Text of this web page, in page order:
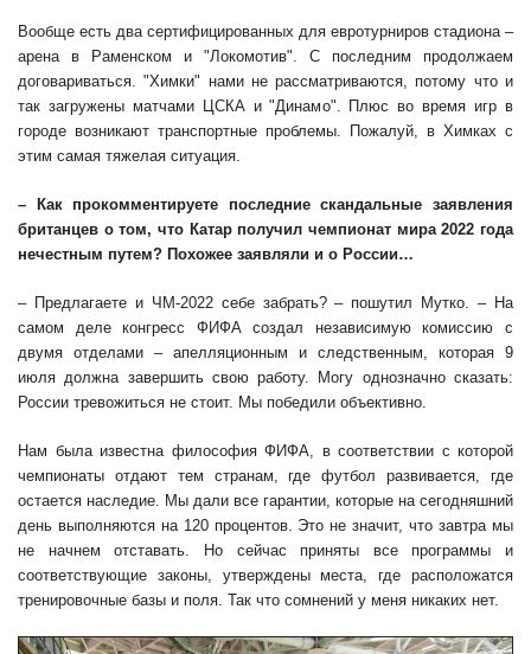
Вообще есть два сертифицированных для евротурниров стадиона –
арена в Раменском и "Локомотив". С последним продолжаем
договариваться. "Химки" нами не рассматриваются, потому что и
так загружены матчами ЦСКА и "Динамо". Плюс во время игр в
городе возникают транспортные проблемы. Пожалуй, в Химках с
этим самая тяжелая ситуация.
– Как прокомментируете последние скандальные заявления
британцев о том, что Катар получил чемпионат мира 2022 года
нечестным путем? Похожее заявляли и о России…
– Предлагаете и ЧМ-2022 себе забрать? – пошутил Мутко. – На
самом деле конгресс ФИФА создал независимую комиссию с
двумя отделами – апелляционным и следственным, которая 9
июля должна завершить свою работу. Могу однозначно сказать:
России тревожиться не стоит. Мы победили объективно.
Нам была известна философия ФИФА, в соответствии с которой
чемпионаты отдают тем странам, где футбол развивается, где
остается наследие. Мы дали все гарантии, которые на сегодняшний
день выполняются на 120 процентов. Это не значит, что завтра мы
не начнем отставать. Но сейчас приняты все программы и
соответствующие законы, утверждены места, где расположатся
тренировочные базы и поля. Так что сомнений у меня никаких нет.